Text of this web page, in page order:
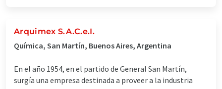
Arquimex S.A.C.e.I.
Química, San Martín, Buenos Aires, Argentina
En el año 1954, en el partido de General San Martín,
surgía una empresa destinada a proveer a la industria